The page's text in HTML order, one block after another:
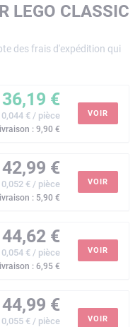
LEGO CLASSIC
des frais d'expédition qui
36,19 €
€ / pièce
: 9,90 €
VOIR
42,99 €
€ / pièce
: 5,90 €
VOIR
44,62 €
€ / pièce
: 6,95 €
VOIR
44,99 €
€ / pièce VOIR